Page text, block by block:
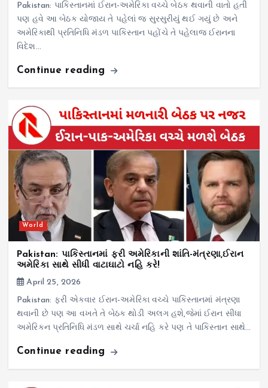
Pakistan: પાકિસ્તાનમાં ઈરાન-અમેરિકા વચ્ચે બેઠક થવાની વાતો હતી
પણ હવે આ બેઠક યોજાય તે પહેલાં જ સુરસુરીયું થઈ ગયું છે અને
અમેરિકાથી પ્રતિનિધિ મંડળ પાકિસ્તાન પહોંચે તે પહેલાજ ઈરાનના
વિદેશ…
Continue reading
World
Pakistan: પાકિસ્તાનમાં ફરી અમેરિકાની શાંતિ-મંત્રણા,ઈરાન
અમેરિકા સાથે સીધી વાટાઘાટો નહિ કરે!
April 25, 2026
Pakistan: ફરી એકવાર ઈરાન-અમેરિકા વચ્ચે પાકિસ્તાનમાં મંત્રણા
થવાની છે પણ આ વખતે તે બેઠક થોડી અલગ હશે,જેમાં ઈરાન સીધા
અમેરિકન પ્રતિનિધિ મંડળ સાથે ચર્ચા નહિ કરે પણ તે પાકિસ્તાન સાથે…
Continue reading